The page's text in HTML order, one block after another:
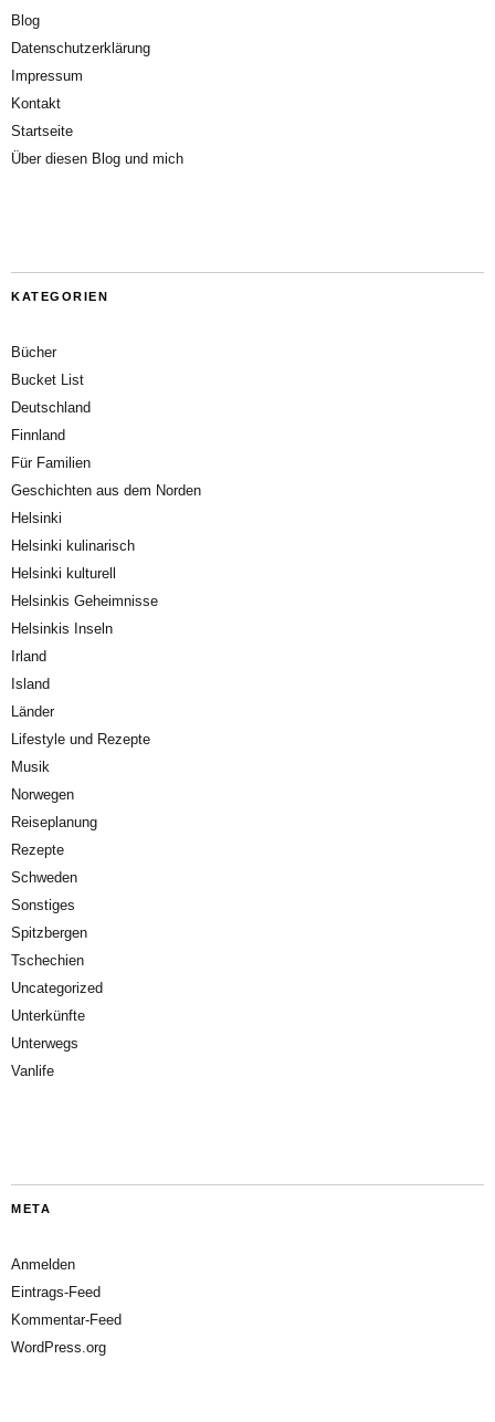
Blog
Datenschutzerklärung
Impressum
Kontakt
Startseite
Über diesen Blog und mich
KATEGORIEN
Bücher
Bucket List
Deutschland
Finnland
Für Familien
Geschichten aus dem Norden
Helsinki
Helsinki kulinarisch
Helsinki kulturell
Helsinkis Geheimnisse
Helsinkis Inseln
Irland
Island
Länder
Lifestyle und Rezepte
Musik
Norwegen
Reiseplanung
Rezepte
Schweden
Sonstiges
Spitzbergen
Tschechien
Uncategorized
Unterkünfte
Unterwegs
Vanlife
META
Anmelden
Eintrags-Feed
Kommentar-Feed
WordPress.org